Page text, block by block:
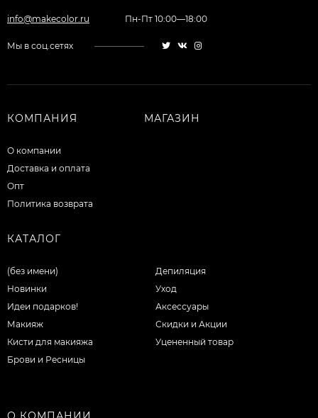
info@makecolor.ru Пн-Пт 10:00—18:00
Мы в соц.сетях
КОМПАНИЯ
О компании
Доставка и оплата
Опт
Политика возврата
МАГАЗИН
КАТАЛОГ
(без имени)
Новинки
Идеи подарков!
Макияж
Кисти для макияжа
Брови и Ресницы
Депиляция
Уход
Аксессуары
Скидки и Акции
Уцененный товар